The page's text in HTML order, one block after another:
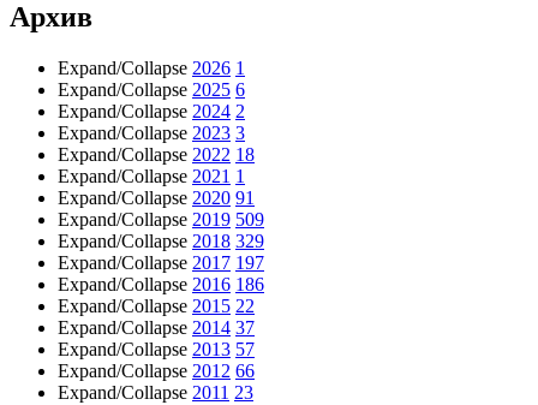
Архив
Expand/Collapse 2026 1
Expand/Collapse 2025 6
Expand/Collapse 2024 2
Expand/Collapse 2023 3
Expand/Collapse 2022 18
Expand/Collapse 2021 1
Expand/Collapse 2020 91
Expand/Collapse 2019 509
Expand/Collapse 2018 329
Expand/Collapse 2017 197
Expand/Collapse 2016 186
Expand/Collapse 2015 22
Expand/Collapse 2014 37
Expand/Collapse 2013 57
Expand/Collapse 2012 66
Expand/Collapse 2011 23